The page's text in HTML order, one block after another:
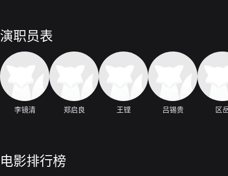
演职员表
李镜清 郑启良 王铿 吕锡贵 区
电影排行榜